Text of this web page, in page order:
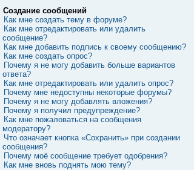
Создание сообщений
Как мне создать тему в форуме?
Как мне отредактировать или удалить
сообщение?
Как мне добавить подпись к своему сообщению?
Как мне создать опрос?
Почему я не могу добавить больше вариантов
ответа?
Как мне отредактировать или удалить опрос?
Почему мне недоступны некоторые форумы?
Почему я не могу добавлять вложения?
Почему я получил предупреждение?
Как мне пожаловаться на сообщения
модератору?
Что означает кнопка «Сохранить» при создании
сообщения?
Почему моё сообщение требует одобрения?
Как мне вновь поднять мою тему?